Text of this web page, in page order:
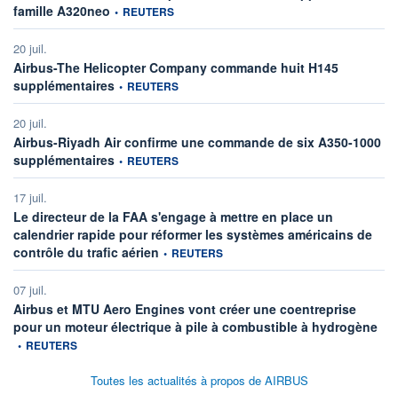
famille A320neo information fournie par
• REUTERS
20 juil.
Airbus-The Helicopter Company commande huit H145
supplémentaires information fournie par
• REUTERS
20 juil.
Airbus-Riyadh Air confirme une commande de six A350-1000
supplémentaires information fournie par
• REUTERS
17 juil.
Le directeur de la FAA s'engage à mettre en place un
calendrier rapide pour réformer les systèmes américains de
contrôle du trafic aérien information fournie par
• REUTERS
07 juil.
Airbus et MTU Aero Engines vont créer une coentreprise
pour un moteur électrique à pile à combustible à hydrogène
• REUTERS
Toutes les actualités à propos de AIRBUS